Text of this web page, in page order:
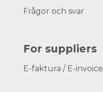
Frågor och svar
For suppliers
E-faktura / E-invoice